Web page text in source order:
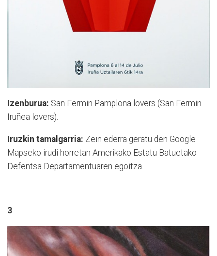
Izenburua: San Fermin Pamplona lovers (San Fermin
Iruñea lovers).
Iruzkin tamalgarria: Zein ederra geratu den Google
Mapseko irudi horretan Amerikako Estatu Batuetako
Defentsa Departamentuaren egoitza.
3